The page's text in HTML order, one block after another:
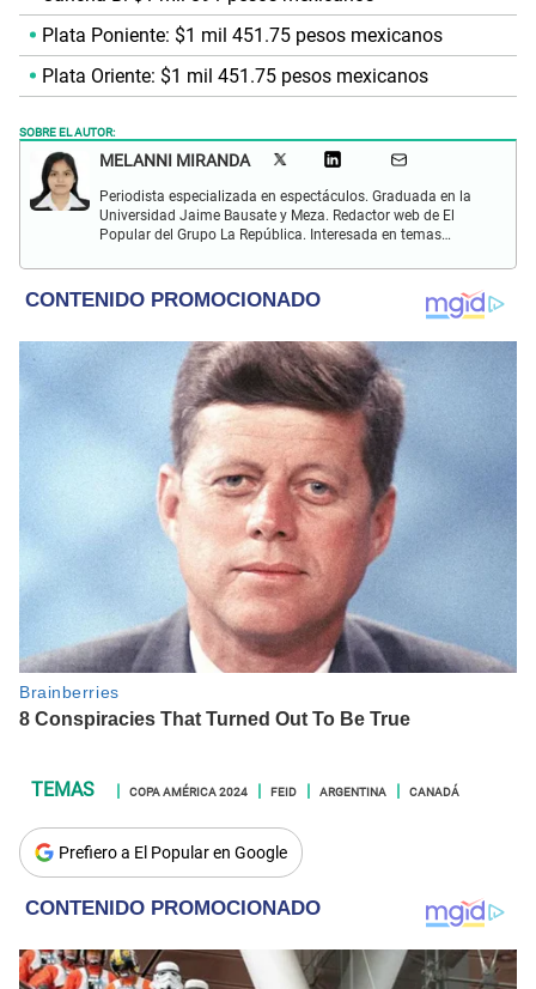
Plata Poniente: $1 mil 451.75 pesos mexicanos
Plata Oriente: $1 mil 451.75 pesos mexicanos
SOBRE EL AUTOR:
MELANNI MIRANDA
Periodista especializada en espectáculos. Graduada en la
Universidad Jaime Bausate y Meza. Redactor web de El
Popular del Grupo La República. Interesada en temas
series y deporte. Gusto por la locución y el baile.
COPA AMÉRICA 2024 FEID ARGENTINA CANADÁ
Prefiero a El Popular en Google